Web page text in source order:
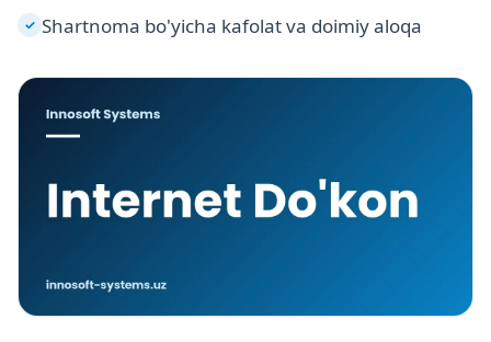
✓ Shartnoma bo'yicha kafolat va doimiy aloqa